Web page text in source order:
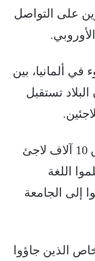
على التواصل
في ألمانيا، بين
أن البلاد تستقبل
ومن الأرقام المشجعة، أن ما يفوق 10 آلاف لاجئ
بعد سنة 2015، تعلموا اللغة
إلى الجامعة
الذين جاؤوا